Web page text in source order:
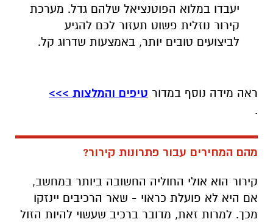
יעבדו במלוא הפוטנציאל שלהם גדל. מערכת
קירור נוזלית פשוט תעזור לכם להגיע
לביצועים טובים יותר, באמצעות שדרוג קל.
ראה מידה נוסף במדור טיפים והמלצות >>>
.
מהם המחירים עבור פתרונות קירור?
קירור הוא אולי החוליה החשובה ביותר במחשב,
אם היא לא פועלת כראוי - שאר הרכיבים יינזקו
מכך. למרות זאת, מדובר ברכיב שעשוי להיות הזול